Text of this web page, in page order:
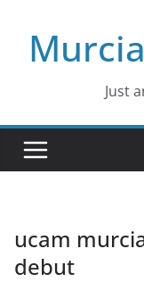
content
Just
ucam
debut